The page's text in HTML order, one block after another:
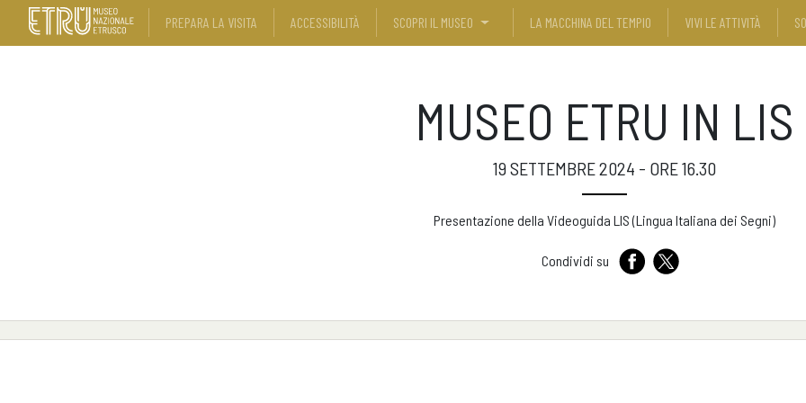
PREPARA LA VISITA ACCESSIBILITÀ SCOPRI IL MUSEO LA MACCHINA DEL TEMPIO VIVI LE ATTIVITÀ
MUSEO ETRU IN LIS
19 SETTEMBRE 2024 - ORE 16.30
Presentazione della Videoguida LIS (Lingua Italiana dei Segni)
Condividi su